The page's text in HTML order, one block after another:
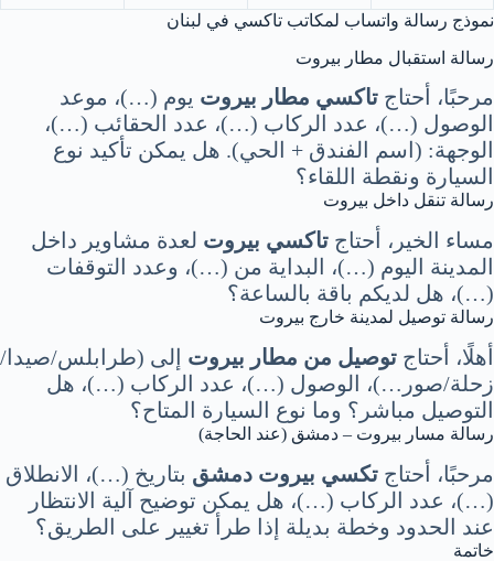
نموذج رسالة واتساب لمكاتب تاكسي في لبنان
رسالة استقبال مطار بيروت
مرحبًا، أحتاج تاكسي مطار بيروت يوم (…)، موعد
الوصول (…)، عدد الركاب (…)، عدد الحقائب (…)،
الوجهة: (اسم الفندق + الحي). هل يمكن تأكيد نوع
السيارة ونقطة اللقاء؟
رسالة تنقل داخل بيروت
مساء الخير، أحتاج تاكسي بيروت لعدة مشاوير داخل
المدينة اليوم (…)، البداية من (…)، وعدد التوقفات
(…)، هل لديكم باقة بالساعة؟
رسالة توصيل لمدينة خارج بيروت
أهلًا، أحتاج توصيل من مطار بيروت إلى (طرابلس/صيدا/
زحلة/صور…)، الوصول (…)، عدد الركاب (…)، هل
التوصيل مباشر؟ وما نوع السيارة المتاح؟
رسالة مسار بيروت – دمشق (عند الحاجة)
مرحبًا، أحتاج تكسي بيروت دمشق بتاريخ (…)، الانطلاق
(…)، عدد الركاب (…)، هل يمكن توضيح آلية الانتظار
عند الحدود وخطة بديلة إذا طرأ تغيير على الطريق؟
خاتمة